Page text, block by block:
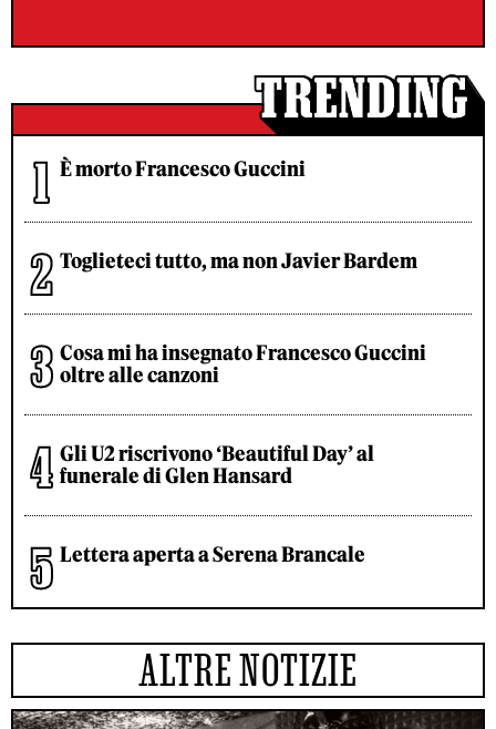
È morto Francesco Guccini
Toglieteci tutto, ma non Javier Bardem
Cosa mi ha insegnato Francesco Guccini
oltre alle canzoni
Gli U2 riscrivono ‘Beautiful Day’ al
funerale di Glen Hansard
Lettera aperta a Serena Brancale
ALTRE NOTIZIE